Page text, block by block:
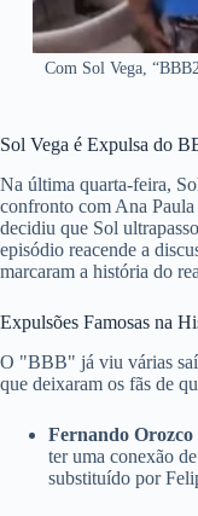
Com Sol Vega,
Sol Vega é Expulsa do
Na última quarta-feira,
confronto com Ana
decidiu que Sol
episódio reacende a
marcaram a história do
Expulsões Famosas na
O "BBB" já viu várias
que deixaram os fãs de
Fernando Orozco
ter uma conexão
substituído por